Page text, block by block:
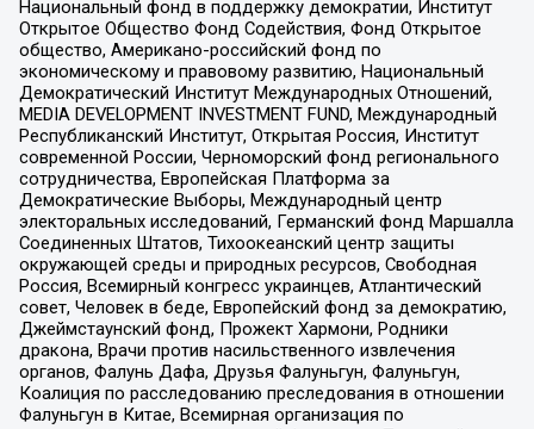
Национальный фонд в поддержку демократии, Институт
Открытое Общество Фонд Содействия, Фонд Открытое
общество, Американо-российский фонд по
экономическому и правовому развитию, Национальный
Демократический Институт Международных Отношений,
MEDIA DEVELOPMENT INVESTMENT FUND, Международный
Республиканский Институт, Открытая Россия, Институт
современной России, Черноморский фонд регионального
сотрудничества, Европейская Платформа за
Демократические Выборы, Международный центр
электоральных исследований, Германский фонд Маршалла
Соединенных Штатов, Тихоокеанский центр защиты
окружающей среды и природных ресурсов, Свободная
Россия, Всемирный конгресс украинцев, Атлантический
совет, Человек в беде, Европейский фонд за демократию,
Джеймстаунский фонд, Прожект Хармони, Родники
дракона, Врачи против насильственного извлечения
органов, Фалунь Дафа, Друзья Фалуньгун, Фалуньгун,
Коалиция по расследованию преследования в отношении
Фалуньгун в Китае, Всемирная организация по